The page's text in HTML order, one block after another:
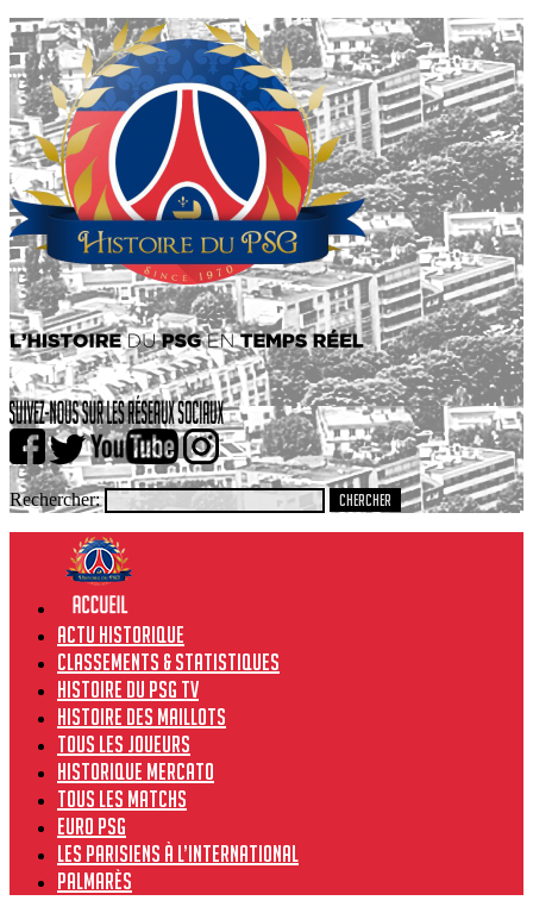
Rechercher:
Actu historique
Classements & Statistiques
Histoire du PSG TV
Histoire des maillots
Tous les joueurs
Historique Mercato
Tous les matchs
Euro PSG
Les Parisiens à l’international
Palmarès